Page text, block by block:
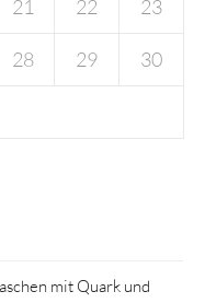
21 22 23
28 29 30
mit Quark und